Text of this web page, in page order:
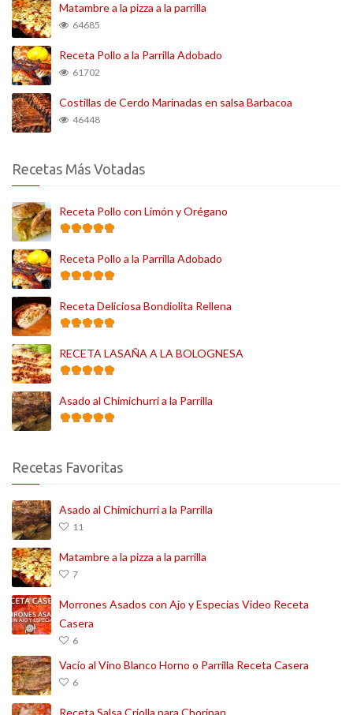
Matambre a la pizza a la parrilla
64685
Receta Pollo a la Parrilla Adobado
61702
Costillas de Cerdo Marinadas en salsa Barbacoa
46448
Recetas Más Votadas
Receta Pollo con Limón y Orégano
Receta Pollo a la Parrilla Adobado
Receta Deliciosa Bondiolita Rellena
RECETA LASAÑA A LA BOLOGNESA
Asado al Chimichurri a la Parrilla
Recetas Favoritas
Asado al Chimichurri a la Parrilla
11
Matambre a la pizza a la parrilla
7
Morrones Asados con Ajo y Especias Video Receta
Casera
6
Vacío al Vino Blanco Horno o Parrilla Receta Casera
6